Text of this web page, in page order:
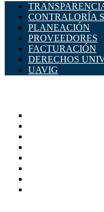
CONTRALORÍA
PLANEACIÓN
PROVEEDORES
FACTURACIÓN
DERECHOS
UAVIG